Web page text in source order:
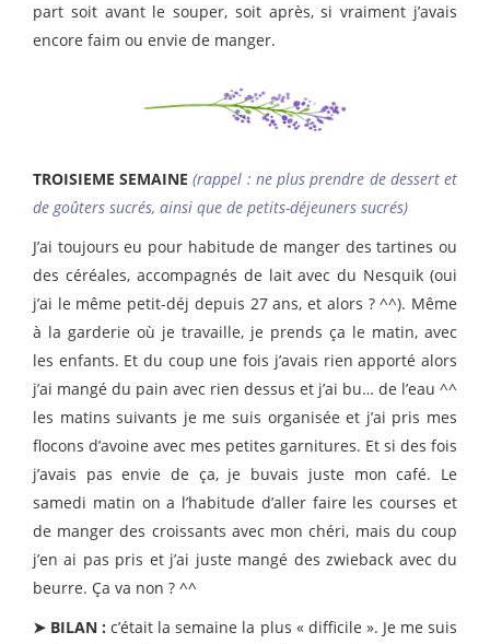
part soit avant le souper, soit après, si vraiment j’avais
encore faim ou envie de manger.
TROISIEME SEMAINE (rappel : ne plus prendre de dessert et
de goûters sucrés, ainsi que de petits-déjeuners sucrés)
J’ai toujours eu pour habitude de manger des tartines ou
des céréales, accompagnés de lait avec du Nesquik (oui
j’ai le même petit-déj depuis 27 ans, et alors ? ^^). Même
à la garderie où je travaille, je prends ça le matin, avec
les enfants. Et du coup une fois j’avais rien apporté alors
j’ai mangé du pain avec rien dessus et j’ai bu… de l’eau ^^
les matins suivants je me suis organisée et j’ai pris mes
flocons d’avoine avec mes petites garnitures. Et si des fois
j’avais pas envie de ça, je buvais juste mon café. Le
samedi matin on a l’habitude d’aller faire les courses et
de manger des croissants avec mon chéri, mais du coup
j’en ai pas pris et j’ai juste mangé des zwieback avec du
beurre. Ça va non ? ^^
➤ BILAN :c’était la semaine la plus « difficile ». Je me suis